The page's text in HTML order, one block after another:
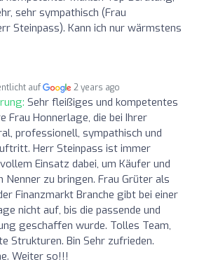
sehr sympathisch (Frau
Steinpass). Kann ich nur wärmstens
auf 2 years ago
Sehr fleißiges und kompetentes
Frau Honnerlage, die bei Ihrer
professionell, sympathisch und
Herr Steinpass ist immer
Einsatz dabei, um Käufer und
Nenner zu bringen. Frau Grüter als
Finanzmarkt Branche gibt bei einer
nicht auf, bis die passende und
geschaffen wurde. Tolles Team,
Strukturen. Bin Sehr zufrieden.
Weiter so!!!